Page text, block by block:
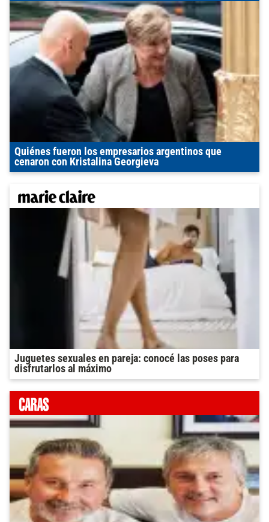
Quiénes fueron los empresarios argentinos que
cenaron con Kristalina Georgieva
Juguetes sexuales en pareja: conocé las poses para
disfrutarlos al máximo